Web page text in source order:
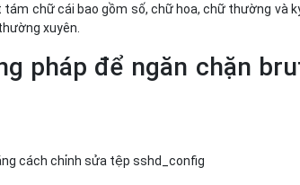
chữ cái bao gồm số, chữ hoa, chữ thường và
xuyên.
pháp để ngăn chặn
cách chỉnh sửa tệp sshd_config